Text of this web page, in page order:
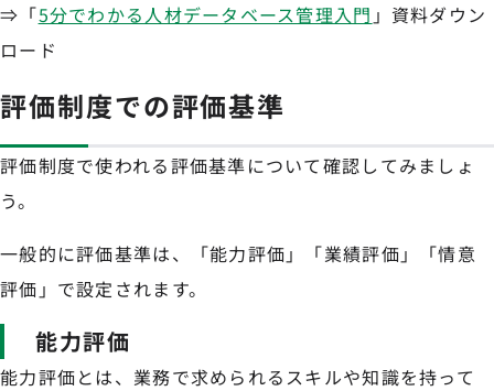
⇒「5分でわかる人材データベース管理入門 」資料ダウン
ロード
評価制度での評価基準
評価制度で使われる評価基準について確認してみましょ
う。
一般的に評価基準は、「能力評価」「業績評価」「情意
評価」で設定されます。
能力評価
能力評価とは、業務で求められるスキルや知識を持って